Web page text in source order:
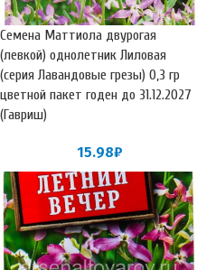
Семена Маттиола двурогая
(левкой) однолетник Лиловая
(серия Лавандовые грезы) 0,3 гр
цветной пакет годен до 31.12.2027
(Гавриш)
15.98₽